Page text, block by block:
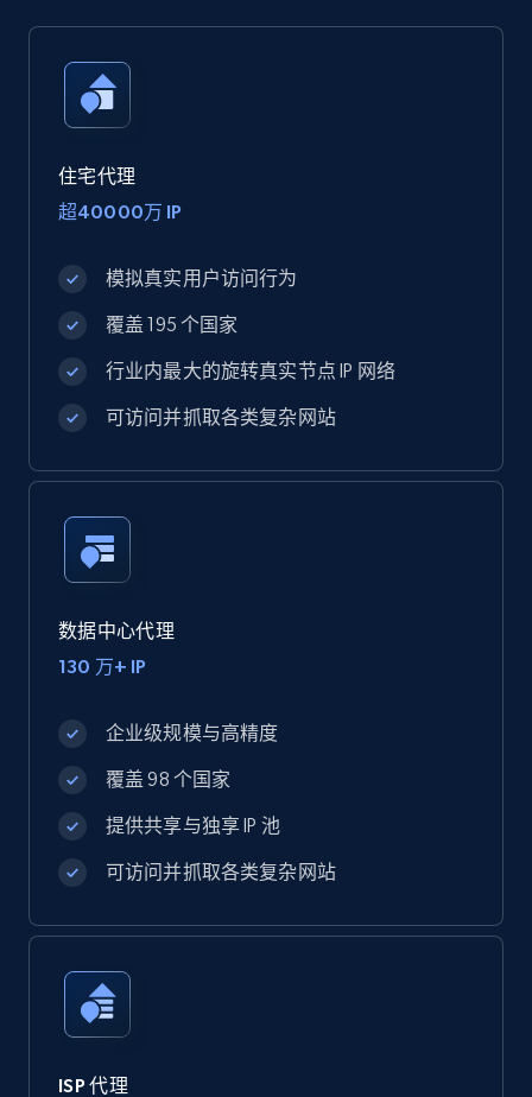
住宅代理
超40000万 IP
模拟真实用户访问行为
覆盖 195 个国家
行业内最大的旋转真实节点 IP 网络
可访问并抓取各类复杂网站
数据中心代理
130 万+ IP
企业级规模与高精度
覆盖 98 个国家
提供共享与独享 IP 池
可访问并抓取各类复杂网站
ISP 代理